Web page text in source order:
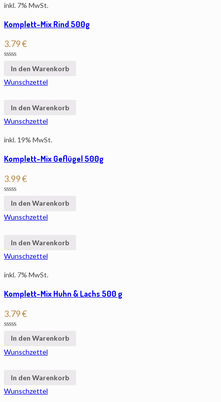
inkl. 7% MwSt.
Komplett-Mix Rind 500g
3.79€
In den Warenkorb
Wunschzettel
In den Warenkorb
Wunschzettel
inkl. 19% MwSt.
Komplett-Mix Geflügel 500g
3.99€
In den Warenkorb
Wunschzettel
In den Warenkorb
Wunschzettel
inkl. 7% MwSt.
Komplett-Mix Huhn & Lachs 500 g
3.79€
In den Warenkorb
Wunschzettel
In den Warenkorb
Wunschzettel